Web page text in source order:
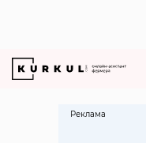
Реклама